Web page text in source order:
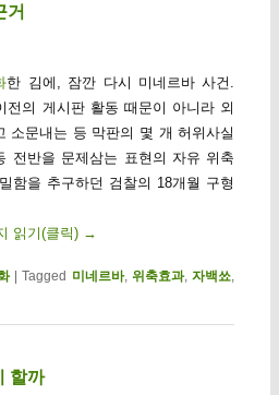
거
한 김에, 잠깐 다시 미네르바 사건.
전의 게시판 활동 때문이 아니라 외
소문내는 등 막판의 몇 개 허위사실
전반을 문제삼는 표현의 자유 위축
함을 추구하던 검찰의 18개월 구형
읽기(클릭) →
|Tagged 미네르바,위축효과,자백쑈,
할까